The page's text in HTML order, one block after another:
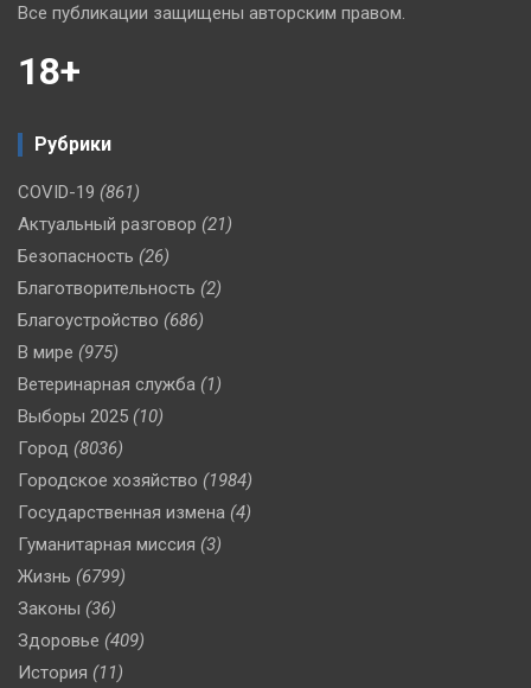
Все публикации защищены авторским правом.
18+
Рубрики
COVID-19 (861)
Актуальный разговор (21)
Безопасность (26)
Благотворительность (2)
Благоустройство (686)
В мире (975)
Ветеринарная служба (1)
Выборы 2025 (10)
Город (8036)
Городское хозяйство (1984)
Государственная измена (4)
Гуманитарная миссия (3)
Жизнь (6799)
Законы (36)
Здоровье (409)
История (11)